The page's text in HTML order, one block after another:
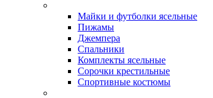
Майки и футболки ясельные
Пижамы
Джемпера
Спальники
Комплекты ясельные
Сорочки крестильные
Спортивные костюмы